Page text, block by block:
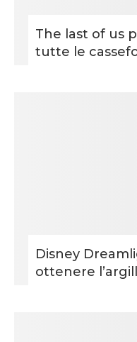
The last of us
tutte le
Disney
ottenere